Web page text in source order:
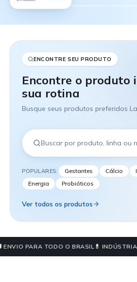
ENCONTRE SEU PRODUTO
Encontre o produto
sua rotina
Busque seus produtos preferidos
POPULARES: Gestantes Cálcio
Energia
Probióticos
Ver todos os produtos
ENVIO PARA TODO O BRASIL💊 INDÚSTRIA